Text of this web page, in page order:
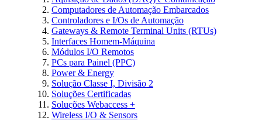
Computadores de Automação Embarcados
Controladores e I/Os de Automação
Gateways & Remote Terminal Units (RTUs)
Interfaces Homem-Máquina
Módulos I/O Remotos
PCs para Painel (PPC)
Power & Energy
Solução Classe I, Divisão 2
Soluções Certificadas
Soluções Webaccess +
Wireless I/O & Sensors